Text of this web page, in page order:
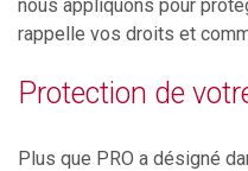
nous appliquons pour
rappelle vos droits et
Protection de
Plus que PRO a désigné